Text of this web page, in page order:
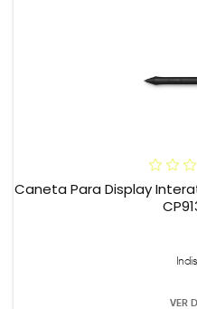
Caneta Para Display
VER